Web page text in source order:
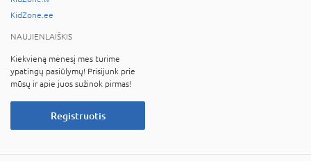
KidZone.ee
NAUJIENLAIŠKIS
Kiekvieną mėnesį mes turime
ypatingų pasiūlymų! Prisijunk prie
mūsų ir apie juos sužinok pirmas!
Registruotis